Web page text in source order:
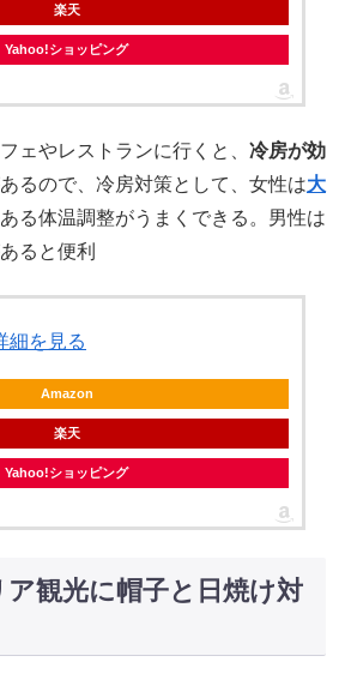
楽天
Yahoo!ショッピング
ェやレストランに行くと、 冷房が効
るので、冷房対策として、女性は大
る体温調整がうまくできる。男性は
ると便利
細を見る
Amazon
楽天
Yahoo!ショッピング
観光に帽子と日焼け対